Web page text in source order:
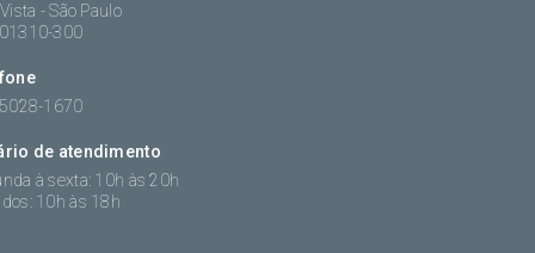
- São Paulo
300
1670
de atendimento
à sexta: 10h às 20h
10h às 18h